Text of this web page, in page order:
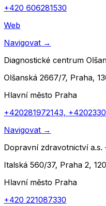
+420 606281530
Web
Navigovat →
Diagnostické centrum
Olšanská 2667/7, Praha,
Hlavní město Praha
+420281972143,
Navigovat →
Dopravní zdravotnictví a.s.
Italská 560/37, Praha 2,
Hlavní město Praha
+420 221087330